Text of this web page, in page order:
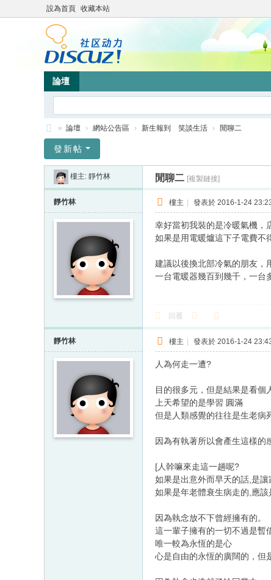
設為首頁 收藏本站
論壇
竹
» 論壇 › 網站公告區 › 新生報到 笑談生活 › 閒聊二
發新帖
樓主: 靜竹林 閒聊二 [複製鏈接]
靜竹林 樓主 | 發表於 2016-1-24
幸好當初我裝的是冷暖氣機，
如果是用電暖爐這下子電費不
建議以後換北部冷氣的朋友，
一台電暖器幾百到幾千，一台
回覆
靜竹林 樓主 | 發表於 2016-1-24
人為何走一遭?
目的很多元，但是結果是看個
上天希望的是學習 圓滿
但是人類感覺的往往是生老病
因為有執著所以會產生這樣的
[人幹嘛來走這一趟呢?
如果是出意外而早夭的話,是
如果是年老體衰生病走的,應
因為執念放不下曾經擁有的。
這一輩子擁有的一切不過是暫
唯一較為永恆的是心
心是自由的永恆的廣闊的，但